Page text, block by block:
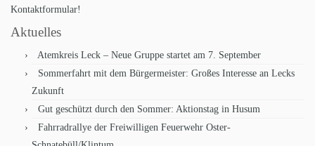
Kontaktformular!
Aktuelles
Atemkreis Leck – Neue Gruppe startet am 7. September
Sommerfahrt mit dem Bürgermeister: Großes Interesse an Lecks
Zukunft
Gut geschützt durch den Sommer: Aktionstag in Husum
Fahrradrallye der Freiwilligen Feuerwehr Oster-